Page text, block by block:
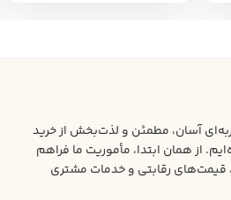
آسان، مطمئن و لذت‌بخش از خرید
از همان ابتدا، مأموریت ما فراهم
قیمت‌های رقابتی و خدمات مشتری